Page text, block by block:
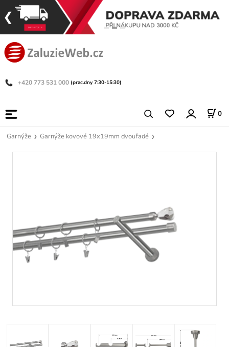
+420 773 531 000 (prac.dny 7:30-15:30)
0
Garnýže Garnýže kovové 19x19mm dvouřadé